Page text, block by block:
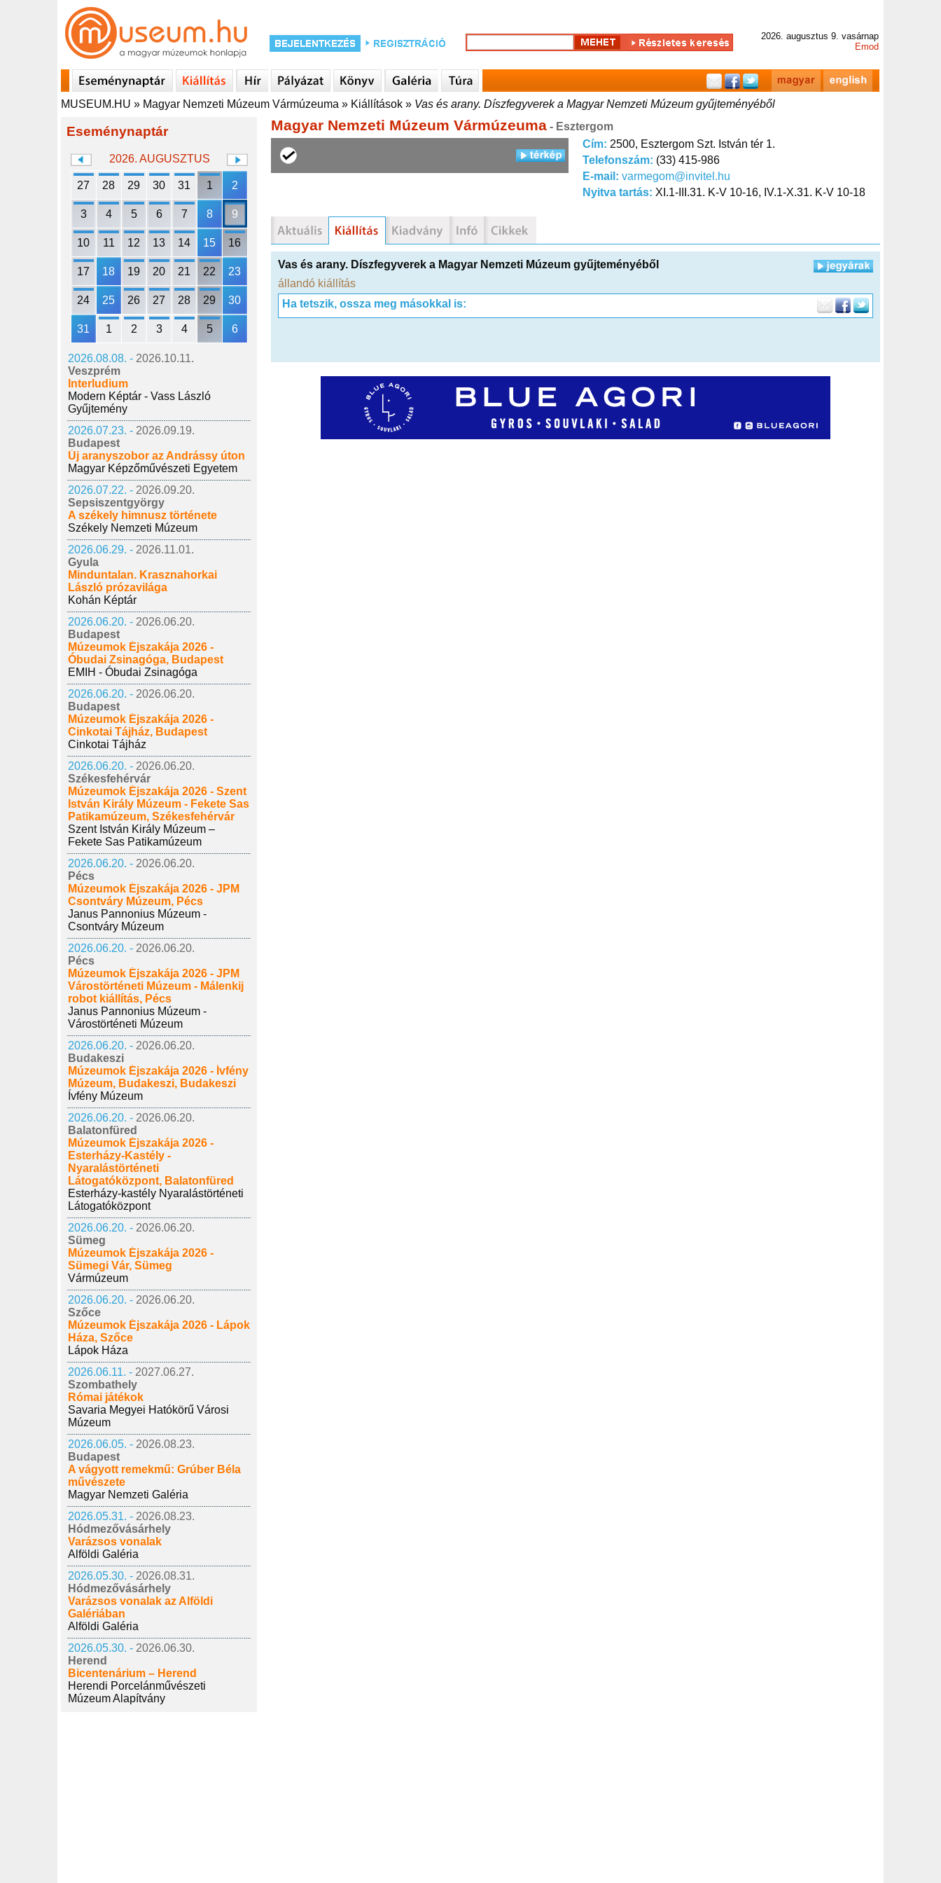
2026. augusztus 9. vasárnap
Emod
MUSEUM.HU » Magyar Nemzeti Múzeum Vármúzeuma » Kiállítások » Vas és arany. Díszfegyverek a Magyar Nemzeti Múzeum gyűjteményéből
Eseménynaptár
2026. AUGUSZTUS
27 28 29 30 31 1 2
3 4 5 6 7 8 9
10 11 12 13 14 15 16
17 18 19 20 21 22 23
24 25 26 27 28 29 30
31 1 2 3 4 5 6
2026.08.08. - 2026.10.11.
Veszprém
Interludium
Modern Képtár - Vass László
Gyűjtemény
2026.07.23. - 2026.09.19.
Budapest
Új aranyszobor az Andrássy úton
Magyar Képzőművészeti Egyetem
2026.07.22. - 2026.09.20.
Sepsiszentgyörgy
A székely himnusz története
Székely Nemzeti Múzeum
2026.06.29. - 2026.11.01.
Gyula
Minduntalan. Krasznahorkai
László prózavilága
Kohán Képtár
2026.06.20. - 2026.06.20.
Budapest
Múzeumok Éjszakája 2026 -
Óbudai Zsinagóga, Budapest
EMIH - Óbudai Zsinagóga
2026.06.20. - 2026.06.20.
Budapest
Múzeumok Éjszakája 2026 -
Cinkotai Tájház, Budapest
Cinkotai Tájház
2026.06.20. - 2026.06.20.
Székesfehérvár
Múzeumok Éjszakája 2026 - Szent
István Király Múzeum - Fekete Sas
Patikamúzeum, Székesfehérvár
Szent István Király Múzeum –
Fekete Sas Patikamúzeum
2026.06.20. - 2026.06.20.
Pécs
Múzeumok Éjszakája 2026 - JPM
Csontváry Múzeum, Pécs
Janus Pannonius Múzeum -
Csontváry Múzeum
2026.06.20. - 2026.06.20.
Pécs
Múzeumok Éjszakája 2026 - JPM
Várostörténeti Múzeum - Málenkij
robot kiállítás, Pécs
Janus Pannonius Múzeum -
Várostörténeti Múzeum
2026.06.20. - 2026.06.20.
Budakeszi
Múzeumok Éjszakája 2026 - Ívfény
Múzeum, Budakeszi, Budakeszi
Ívfény Múzeum
2026.06.20. - 2026.06.20.
Balatonfüred
Múzeumok Éjszakája 2026 -
Esterházy-Kastély -
Nyaralástörténeti
Látogatóközpont, Balatonfüred
Esterházy-kastély Nyaralástörténeti
Látogatóközpont
2026.06.20. - 2026.06.20.
Sümeg
Múzeumok Éjszakája 2026 -
Sümegi Vár, Sümeg
Vármúzeum
2026.06.20. - 2026.06.20.
Szőce
Múzeumok Éjszakája 2026 - Lápok
Háza, Szőce
Lápok Háza
2026.06.11. - 2027.06.27.
Szombathely
Római játékok
Savaria Megyei Hatókörű Városi
Múzeum
2026.06.05. - 2026.08.23.
Budapest
A vágyott remekmű: Grúber Béla
művészete
Magyar Nemzeti Galéria
2026.05.31. - 2026.08.23.
Hódmezővásárhely
Varázsos vonalak
Alföldi Galéria
2026.05.30. - 2026.08.31.
Hódmezővásárhely
Varázsos vonalak az Alföldi
Galériában
Alföldi Galéria
2026.05.30. - 2026.06.30.
Herend
Bicentenárium – Herend
Herendi Porcelánművészeti
Múzeum Alapítvány
Magyar Nemzeti Múzeum Vármúzeuma - Esztergom
Cím: 2500, Esztergom Szt. István tér 1.
Telefonszám: (33) 415-986
E-mail: varmegom@invitel.hu
Nyitva tartás: XI.1-III.31. K-V 10-16, IV.1-X.31. K-V 10-18
Vas és arany. Díszfegyverek a Magyar Nemzeti Múzeum gyűjteményéből
állandó kiállítás
Ha tetszik, ossza meg másokkal is: